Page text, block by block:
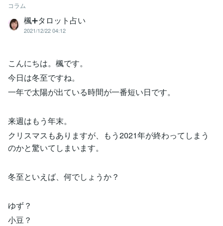
コラム
楓➕タロット占い
2021/12/22 04:12
こんにちは。楓です。
今日は冬至ですね。
一年で太陽が出ている時間が一番短い日です。
来週はもう年末。
クリスマスもありますが、もう2021年が終わってしまう
のかと驚いてしまいます。
冬至といえば、何でしょうか？
ゆず？
小豆？